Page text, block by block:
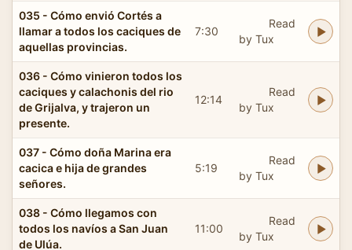
035 - Cómo envió Cortés a
llamar a todos los caciques de
aquellas provincias.
7:30
Read
by Tux
036 - Cómo vinieron todos los
caciques y calachonis del rio
de Grijalva, y trajeron un
presente.
12:14
Read
by Tux
037 - Cómo doña Marina era
cacica e hija de grandes
señores.
5:19
Read
by Tux
038 - Cómo llegamos con
todos los navíos a San Juan
de Ulúa.
11:00
Read
by Tux